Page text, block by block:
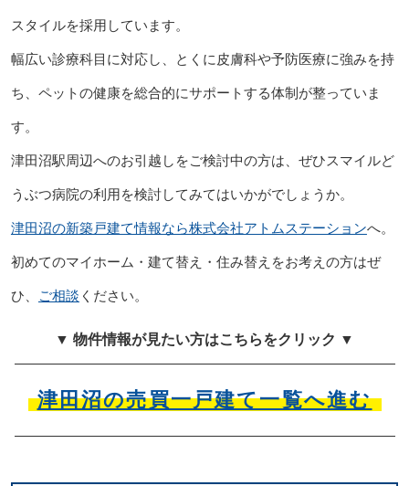
スタイルを採用しています。
幅広い診療科目に対応し、とくに皮膚科や予防医療に強みを持
ち、ペットの健康を総合的にサポートする体制が整っていま
す。
津田沼駅周辺へのお引越しをご検討中の方は、ぜひスマイルど
うぶつ病院の利用を検討してみてはいかがでしょうか。
津田沼の新築戸建て情報なら株式会社アトムステーションへ。
初めてのマイホーム・建て替え・住み替えをお考えの方はぜ
ひ、 ご相談 ください。
▼ 物件情報が見たい方はこちらをクリック ▼
津田沼の売買一戸建て一覧へ進む